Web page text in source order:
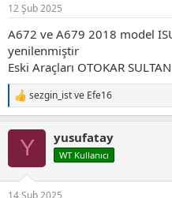
:
12 Şub 2025
A672 ve A679 2018 model
yenilenmiştir
Eski Araçları OTOKAR
T
e
sezgin_istve Efe16
Y yusufatay
WT Kullanıcı